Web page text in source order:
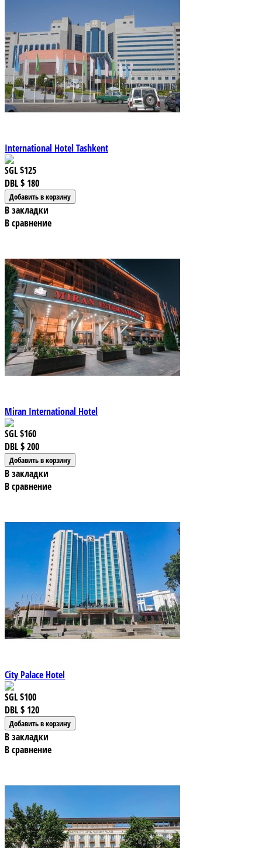
International Hotel Tashkent
SGL$125
DBL$ 180
В закладки
В сравнение
Miran International Hotel
SGL$160
DBL$ 200
В закладки
В сравнение
City Palace Hotel
SGL$100
DBL$ 120
В закладки
В сравнение